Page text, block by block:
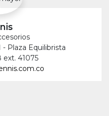
- Plaza Equilibrista
ext. 41075